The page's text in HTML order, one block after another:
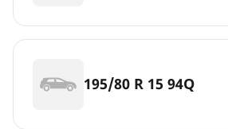
195/80 R 15 94Q